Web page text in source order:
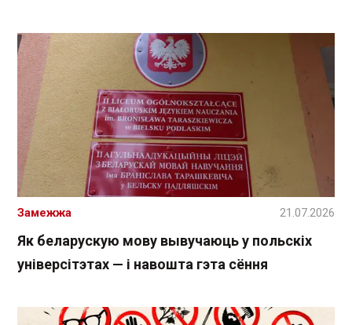
Як беларускую мову вывучаюць у польскіх
універсітэтах — і навошта гэта сёння
Замежжа 21.07.2026